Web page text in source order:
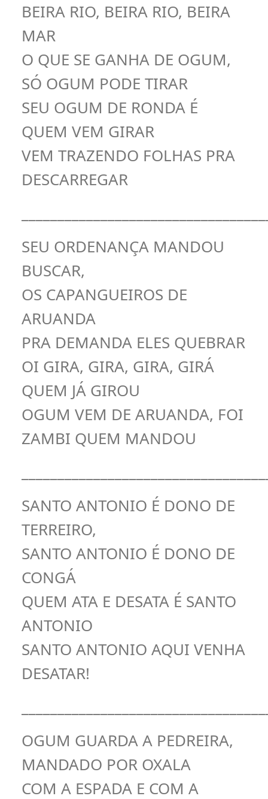
BEIRA RIO, BEIRA RIO, BEIRA
MAR
O QUE SE GANHA DE OGUM,
SÓ OGUM PODE TIRAR
SEU OGUM DE RONDA É
QUEM VEM GIRAR
VEM TRAZENDO FOLHAS PRA
DESCARREGAR
SEU ORDENANÇA MANDOU
BUSCAR,
OS CAPANGUEIROS DE
ARUANDA
PRA DEMANDA ELES QUEBRAR
OI GIRA, GIRA, GIRA, GIRÁ
QUEM JÁ GIROU
OGUM VEM DE ARUANDA, FOI
ZAMBI QUEM MANDOU
SANTO ANTONIO É DONO DE
TERREIRO,
SANTO ANTONIO É DONO DE
CONGÁ
QUEM ATA E DESATA É SANTO
ANTONIO
SANTO ANTONIO AQUI VENHA
DESATAR!
OGUM GUARDA A PEDREIRA,
MANDADO POR OXALA
COM A ESPADA E COM A